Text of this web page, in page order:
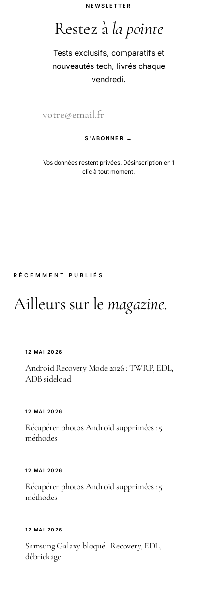
NEWSLETTER
Restez à la pointe
Tests exclusifs, comparatifs et
nouveautés tech, livrés chaque
vendredi.
S'ABONNER →
Vos données restent privées. Désinscription en 1
clic à tout moment.
RÉCEMMENT PUBLIÉS
Ailleurs sur le magazine.
12 MAI 2026
Android Recovery Mode 2026 : TWRP, EDL,
ADB sideload
12 MAI 2026
Récupérer photos Android supprimées : 5
méthodes
12 MAI 2026
Récupérer photos Android supprimées : 5
méthodes
12 MAI 2026
Samsung Galaxy bloqué : Recovery, EDL,
débrickage